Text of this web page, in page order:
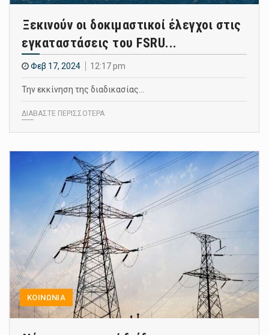
Ξεκινούν οι δοκιμαστικοί έλεγχοι στις
εγκαταστάσεις του FSRU...
Φεβ 17, 2024 12:17 pm
Την εκκίνηση της διαδικασίας…
ΔΙΑΒΑΣΤΕ ΠΕΡΙΣΣΟΤΕΡΑ
ΚΟΙΝΩΝΙΑ